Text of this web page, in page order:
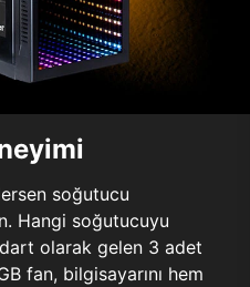
soğutucu
Hangi soğutucuyu
olarak gelen 3 adet
fan, bilgisayarını hem